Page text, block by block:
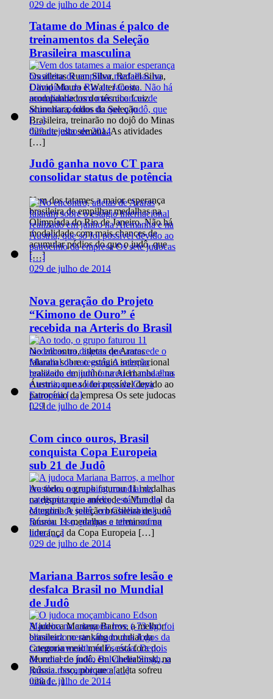
029 de julho de 2014
Tatame do Minas é palco de
treinamentos da Seleção
Brasileira masculina
Os atletas Ruan Silva, Rafael Silva,
David Moura e Walter Costa
acompanhados do técnico Luiz
Shinohara, todos da Seleção
Brasileira, treinarão no dojô do Minas
durante esta semana. As atividades
[…]
029 de julho de 2014
Judô ganha novo CT para
consolidar status de potência
Vem dos tatames a maior esperança
brasileira de empilhar medalhas na
Olimpíada do Rio de Janeiro. Não há
modalidade com mais chances de
acumular pódios do que o judô, que
[…]
029 de julho de 2014
Nova geração do Projeto
“Kimono de Ouro” é
recebida na Arteris do Brasil
No encontro, atletas de Araras
falaram sobre o estágio internacional
realizado em junho na Alemanha e na
Áustria, que só foi possível devido ao
patrocínio da empresa Os sete judocas
[…]
029 de julho de 2014
Com cinco ouros, Brasil
conquista Copa Europeia
sub 21 de Judô
Ao todo, o grupo faturou 11 medalhas
na disputa que antecede o Mundial da
categoria A seleção brasileira de judô
faturou 11 medalhas e terminou na
liderança da Copa Europeia […]
029 de julho de 2014
Mariana Barros sofre lesão e
desfalca Brasil no Mundial
de Judô
A judoca Mariana Barros, a melhor
brasileira no ranking mundial da
categoria meio médio, está fora do
Mundial de judô, em Cheliabinsk, na
Rússia. Isso, porque a atleta sofreu
uma […]
028 de julho de 2014